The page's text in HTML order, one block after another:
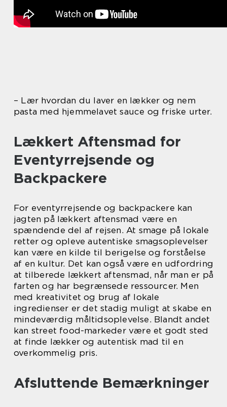
– Lær hvordan du laver en lækker og nem
pasta med hjemmelavet sauce og friske urter.
Lækkert Aftensmad for
Eventyrrejsende og
Backpackere
For eventyrrejsende og backpackere kan
jagten på lækkert aftensmad være en
spændende del af rejsen. At smage på lokale
retter og opleve autentiske smagsoplevelser
kan være en kilde til berigelse og forståelse
af en kultur. Det kan også være en udfordring
at tilberede lækkert aftensmad, når man er på
farten og har begrænsede ressourcer. Men
med kreativitet og brug af lokale
ingredienser er det stadig muligt at skabe en
mindeværdig måltidsoplevelse. Blandt andet
kan street food-markeder være et godt sted
at finde lækker og autentisk mad til en
overkommelig pris.
Afsluttende Bemærkninger